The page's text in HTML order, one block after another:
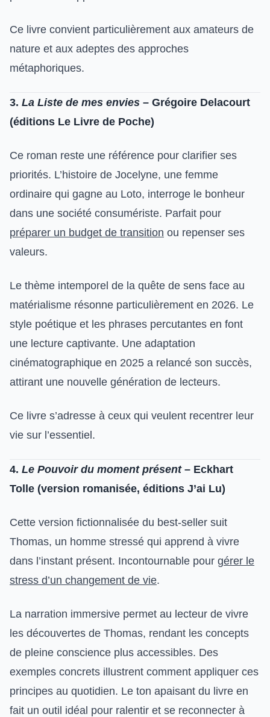
Ce livre convient particulièrement aux amateurs de
nature et aux adeptes des approches
métaphoriques.
3. La Liste de mes envies – Grégoire Delacourt
(éditions Le Livre de Poche)
Ce roman reste une référence pour clarifier ses
priorités. L’histoire de Jocelyne, une femme
ordinaire qui gagne au Loto, interroge le bonheur
dans une société consumériste. Parfait pour
préparer un budget de transition ou repenser ses
valeurs.
Le thème intemporel de la quête de sens face au
matérialisme résonne particulièrement en 2026. Le
style poétique et les phrases percutantes en font
une lecture captivante. Une adaptation
cinématographique en 2025 a relancé son succès,
attirant une nouvelle génération de lecteurs.
Ce livre s’adresse à ceux qui veulent recentrer leur
vie sur l’essentiel.
4. Le Pouvoir du moment présent– Eckhart
Tolle (version romanisée, éditions J’ai Lu)
Cette version fictionnalisée du best-seller suit
Thomas, un homme stressé qui apprend à vivre
dans l’instant présent. Incontournable pour gérer le
stress d’un changement de vie.
La narration immersive permet au lecteur de vivre
les découvertes de Thomas, rendant les concepts
de pleine conscience plus accessibles. Des
exemples concrets illustrent comment appliquer ces
principes au quotidien. Le ton apaisant du livre en
fait un outil idéal pour ralentir et se reconnecter à